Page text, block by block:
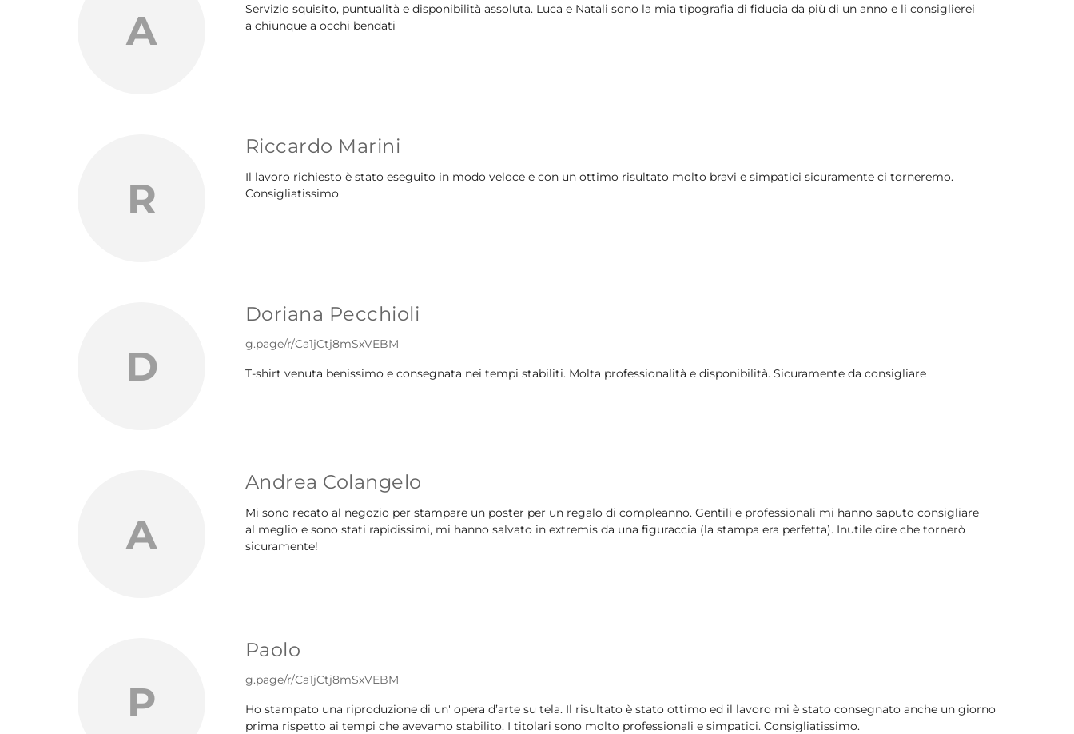
A
Servizio squisito, puntualità e disponibilità assoluta. Luca e Natali sono la mia tipografia di fiducia da più di un anno e li consiglierei
a chiunque a occhi bendati
R
Riccardo Marini
Il lavoro richiesto è stato eseguito in modo veloce e con un ottimo risultato molto bravi e simpatici sicuramente ci torneremo.
Consigliatissimo
D
Doriana Pecchioli
g.page/r/Ca1jCtj8mSxVEBM
T-shirt venuta benissimo e consegnata nei tempi stabiliti. Molta professionalità e disponibilità. Sicuramente da consigliare
A
Andrea Colangelo
Mi sono recato al negozio per stampare un poster per un regalo di compleanno. Gentili e professionali mi hanno saputo consigliare
al meglio e sono stati rapidissimi, mi hanno salvato in extremis da una figuraccia (la stampa era perfetta). Inutile dire che tornerò
sicuramente!
P
Paolo
g.page/r/Ca1jCtj8mSxVEBM
Ho stampato una riproduzione di un' opera d’arte su tela. Il risultato è stato ottimo ed il lavoro mi è stato consegnato anche un giorno
prima rispetto ai tempi che avevamo stabilito. I titolari sono molto professionali e simpatici. Consigliatissimo.